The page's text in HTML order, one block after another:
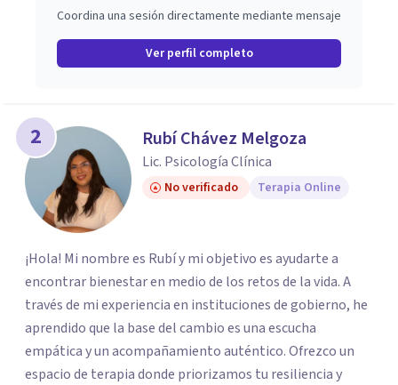
Coordina una sesión directamente mediante mensaje
Ver perfil completo
2 Rubí Chávez Melgoza
Lic. Psicología Clínica
No verificado Terapia Online
¡Hola! Mi nombre es Rubí y mi objetivo es ayudarte a
encontrar bienestar en medio de los retos de la vida. A
través de mi experiencia en instituciones de gobierno, he
aprendido que la base del cambio es una escucha
empática y un acompañamiento auténtico. ​Ofrezco un
espacio de terapia donde priorizamos tu resiliencia y